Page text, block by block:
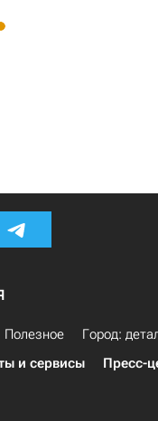
Полезное
Город:
и сервисы Пресс-